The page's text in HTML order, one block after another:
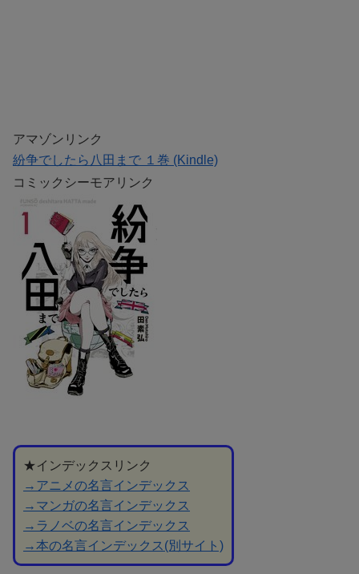
アマゾンリンク
紛争でしたら八田まで １巻 (Kindle)
コミックシーモアリンク
★インデックスリンク
→アニメの名言インデックス
→マンガの名言インデックス
→ラノベの名言インデックス
→本の名言インデックス(別サイト)